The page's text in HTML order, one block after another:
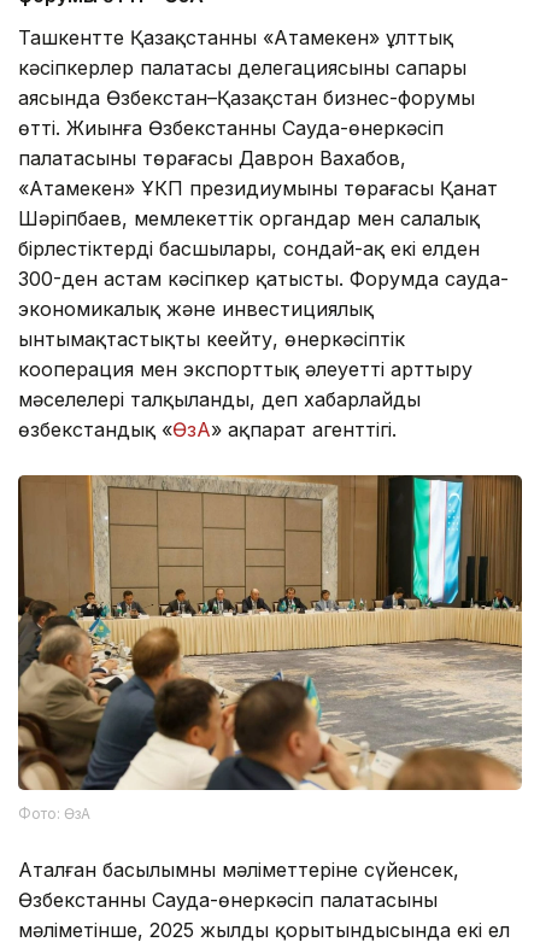
Ташкентте Қазақстанның «Атамекен» ұлттық
кәсіпкерлер палатасы делегациясының сапары
аясында Өзбекстан–Қазақстан бизнес-форумы
өтті. Жиынға Өзбекстанның Сауда-өнеркәсіп
палатасының төрағасы Даврон Вахабов,
«Атамекен» ҰКП президиумының төрағасы Қанат
Шәріпбаев, мемлекеттік органдар мен салалық
бірлестіктердің басшылары, сондай-ақ екі елден
300-ден астам кәсіпкер қатысты. Форумда сауда-
экономикалық және инвестициялық
ынтымақтастықты кеңейту, өнеркәсіптік
кооперация мен экспорттық әлеуетті арттыру
мәселелері талқыланды, деп хабарлайды
өзбекстандық «ӨзА» ақпарат агенттігі.
Фото: ӨзА
Аталған басылымның мәліметтеріне сүйенсек,
Өзбекстанның Сауда-өнеркәсіп палатасының
мәліметінше, 2025 жылдың қорытындысында екі ел